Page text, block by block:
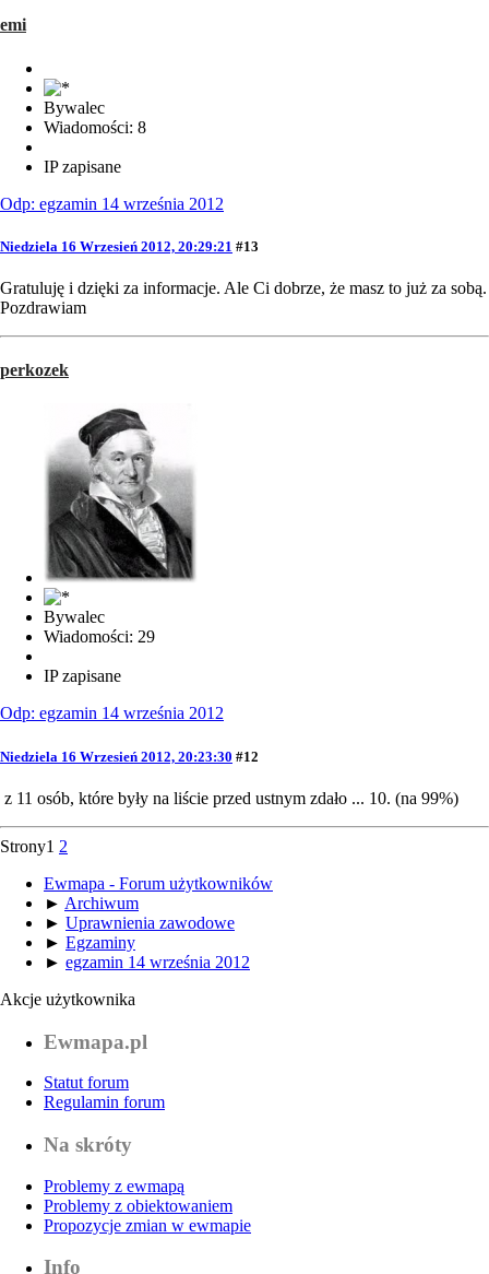
emi
Bywalec
Wiadomości: 8
IP zapisane
Odp: egzamin 14 września 2012
Niedziela 16 Wrzesień 2012, 20:29:21 #13
Gratuluję i dzięki za informacje. Ale Ci dobrze, że masz to już za sobą.
Pozdrawiam
perkozek
Bywalec
Wiadomości: 29
IP zapisane
Odp: egzamin 14 września 2012
Niedziela 16 Wrzesień 2012, 20:23:30 #12
z 11 osób, które były na liście przed ustnym zdało ... 10. (na 99%)
Strony1 2
Ewmapa - Forum użytkowników
► Archiwum
► Uprawnienia zawodowe
► Egzaminy
► egzamin 14 września 2012
Akcje użytkownika
Ewmapa.pl
Statut forum
Regulamin forum
Na skróty
Problemy z ewmapą
Problemy z obiektowaniem
Propozycje zmian w ewmapie
Info